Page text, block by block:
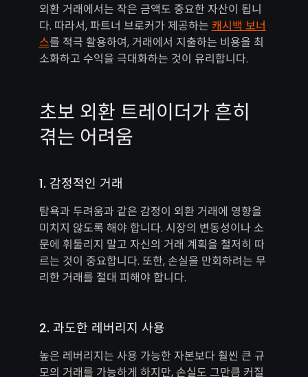
외환 거래에서는 작은 금액도 중요한 자산이 됩니
다. 따라서, 파트너 브로커가 제공하는 캐시백 보너
스를 적극 활용하여, 거래에서 지출하는 비용을 최
소화하고 수익을 극대화하는 것이 유리합니다.
초보 외환 트레이더가 흔히
겪는 어려움
1. 감정적인 거래
탐욕과 두려움과 같은 감정이 외환 거래에 영향을
미치지 않도록 해야 합니다. 시장의 변동성이나 소
문에 휘둘리지 말고 자신의 거래 계획을 철저히 따
르는 것이 중요합니다. 또한, 손실을 만회하려는 무
리한 거래를 절대 피해야 합니다.
2. 과도한 레버리지 사용
높은 레버리지는 사용 가능한 자본보다 훨씬 큰 규
모의 거래를 가능하게 하지만, 손실도 그만큼 커질